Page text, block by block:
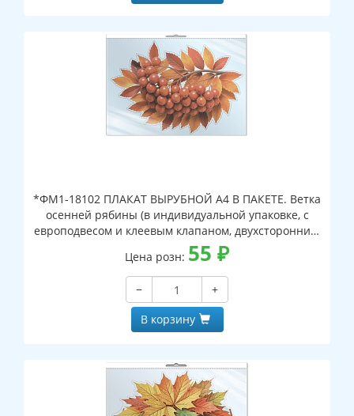
*ФМ1-18102 ПЛАКАТ ВЫРУБНОЙ А4 В ПАКЕТЕ. Ветка
осенней рябины (в индивидуальной упаковке, с
европодвесом и клеевым клапаном, двухсторонний,
ВД-лак)
Цена розн: 55 ₽
−
+
В корзину